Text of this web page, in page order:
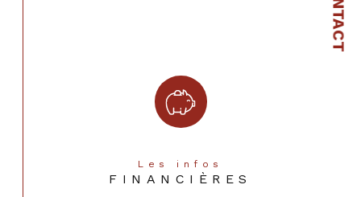
Les infos
FINANCIÈRES